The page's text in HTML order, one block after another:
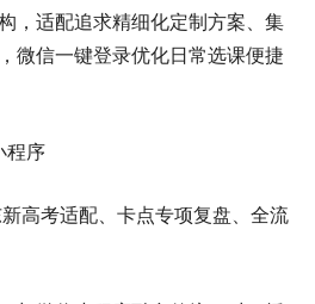
，适配追求精细化定制方案、集
微信一键登录优化日常选课便捷
程序
高考适配、卡点专项复盘、全流